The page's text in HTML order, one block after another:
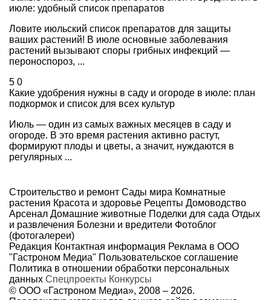
июле: удобный список препаратов
Ловите июльский список препаратов для защиты
ваших растений! В июле основные заболевания
растений вызывают споры грибных инфекций —
пероноспороз, ...
5 0
Какие удобрения нужны в саду и огороде в июле: план
подкормок и список для всех культур
Июль — один из самых важных месяцев в саду и
огороде. В это время растения активно растут,
формируют плоды и цветы, а значит, нуждаются в
регулярных ...
Строительство и ремонт Сады мира Комнатные
растения Красота и здоровье Рецепты Домоводство
Арсенал Домашние животные Поделки для сада Отдых
и развлечения Болезни и вредители Фотоблог
(фотогалереи)
Редакция Контактная информация Реклама в ООО
"Гастроном Медиа" Пользовательское соглашение
Политика в отношении обработки персональных
данных Спецпроекты Конкурсы
© ООО «Гастроном Медиа», 2008 – 2026.